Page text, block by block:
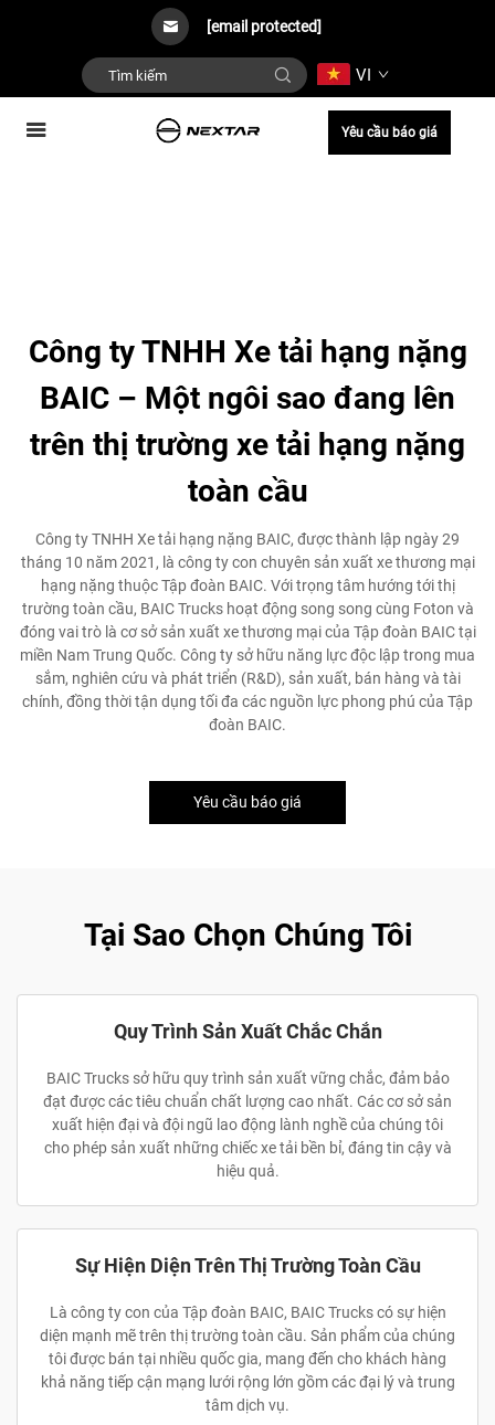
[email protected]
VI
Yêu cầu báo giá
Công ty TNHH Xe tải hạng nặng
BAIC – Một ngôi sao đang lên
trên thị trường xe tải hạng nặng
toàn cầu
Công ty TNHH Xe tải hạng nặng BAIC, được thành lập ngày 29
tháng 10 năm 2021, là công ty con chuyên sản xuất xe thương mại
hạng nặng thuộc Tập đoàn BAIC. Với trọng tâm hướng tới thị
trường toàn cầu, BAIC Trucks hoạt động song song cùng Foton và
đóng vai trò là cơ sở sản xuất xe thương mại của Tập đoàn BAIC tại
miền Nam Trung Quốc. Công ty sở hữu năng lực độc lập trong mua
sắm, nghiên cứu và phát triển (R&D), sản xuất, bán hàng và tài
chính, đồng thời tận dụng tối đa các nguồn lực phong phú của Tập
đoàn BAIC.
Yêu cầu báo giá
Tại Sao Chọn Chúng Tôi
Quy Trình Sản Xuất Chắc Chắn
BAIC Trucks sở hữu quy trình sản xuất vững chắc, đảm bảo
đạt được các tiêu chuẩn chất lượng cao nhất. Các cơ sở sản
xuất hiện đại và đội ngũ lao động lành nghề của chúng tôi
cho phép sản xuất những chiếc xe tải bền bỉ, đáng tin cậy và
hiệu quả.
Sự Hiện Diện Trên Thị Trường Toàn Cầu
Là công ty con của Tập đoàn BAIC, BAIC Trucks có sự hiện
diện mạnh mẽ trên thị trường toàn cầu. Sản phẩm của chúng
tôi được bán tại nhiều quốc gia, mang đến cho khách hàng
khả năng tiếp cận mạng lưới rộng lớn gồm các đại lý và trung
tâm dịch vụ.